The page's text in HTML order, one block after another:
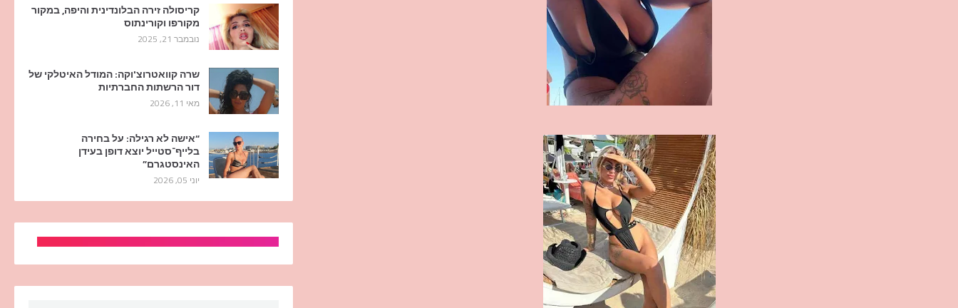
קריסולה זירה הבלונדינית והיפה, במקור
מקורפו וקורינתוס
נובמבר 21, 2025
שרה קוואטרוצ'וקה: המודל האיטלקי של
דור הרשתות החברתיות
מאי 11, 2026
“אישה לא רגילה: על בחירה
בלייף־סטייל יוצא דופן בעידן
האינסטגרם”
יוני 05, 2026